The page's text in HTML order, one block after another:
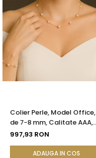
Colier Perle, Model Office,
de 7-8 mm, Calitate AAA,
Aur 14K | KASKADDA®
997,93 RON
ADAUGA IN COS